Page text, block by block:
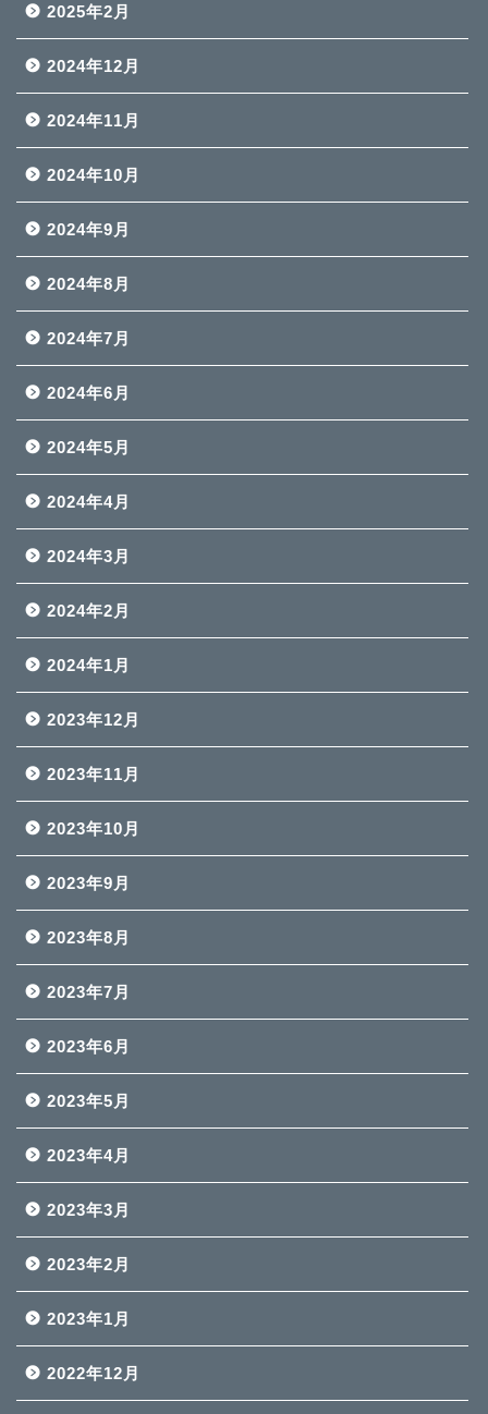
2025年2月
2024年12月
2024年11月
2024年10月
2024年9月
2024年8月
2024年7月
2024年6月
2024年5月
2024年4月
2024年3月
2024年2月
2024年1月
2023年12月
2023年11月
2023年10月
2023年9月
2023年8月
2023年7月
2023年6月
2023年5月
2023年4月
2023年3月
2023年2月
2023年1月
2022年12月